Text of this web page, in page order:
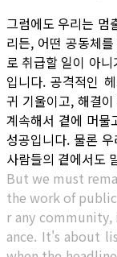
그럼에도 우리는 멈
리든, 어떤 공동체
로 취급할 일이 아
입니다. 공격적인
귀 기울이고, 해결
계속해서 곁에 머물
성공입니다. 물론
사람들의 곁에서도
But we must
the work of
r any
ance. It's about